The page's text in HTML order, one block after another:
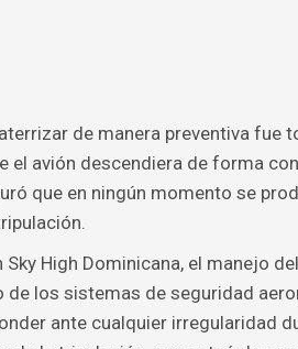
de manera preventiva fue
el avión descendiera de forma
que en ningún momento se
Sky High Dominicana, el manejo
los sistemas de seguridad
ante cualquier irregularidad